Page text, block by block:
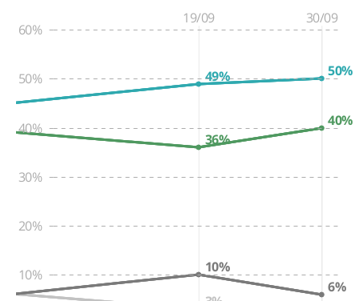
10%
20%
30%
40%
50%
60%
19/09 30/09
36%
6%
49%
10%
50%
40%